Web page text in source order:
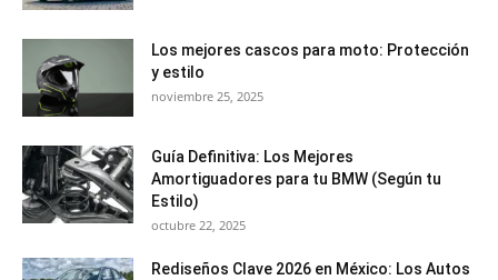
Los mejores cascos para moto: Protección
y estilo
noviembre 25, 2025
Guía Definitiva: Los Mejores
Amortiguadores para tu BMW (Según tu
Estilo)
octubre 22, 2025
Rediseños Clave 2026 en México: Los Autos